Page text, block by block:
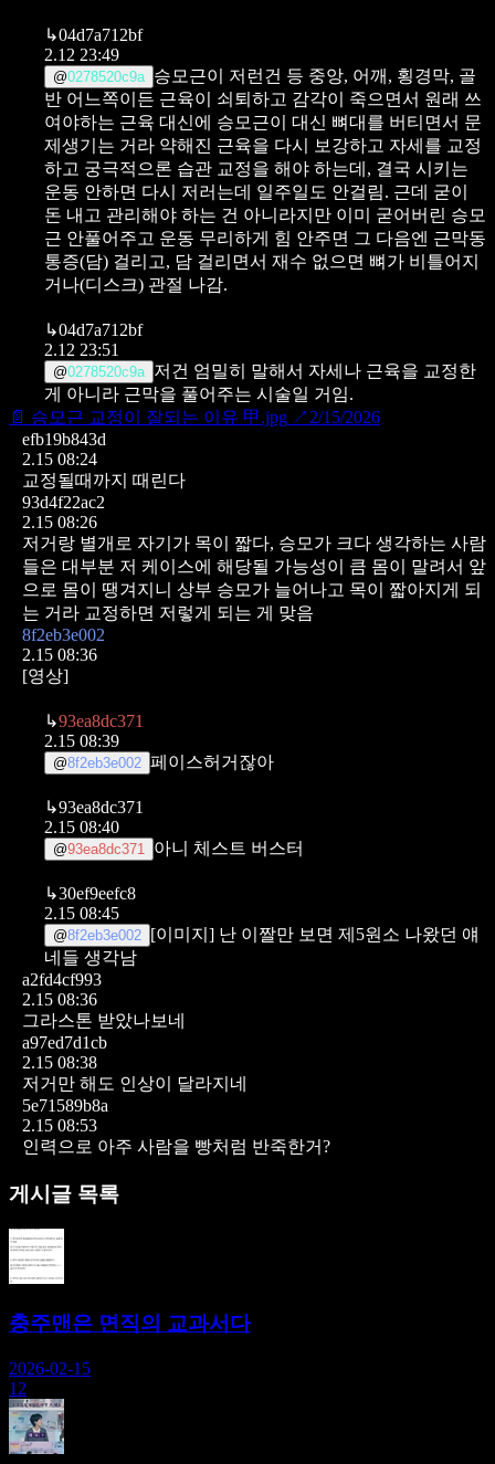
↳04d7a712bf
2.12 23:49
@0278520c9a 승모근이 저런건 등 중앙, 어깨, 횡경막, 골
반 어느쪽이든 근육이 쇠퇴하고 감각이 죽으면서 원래 쓰
여야하는 근육 대신에 승모근이 대신 뼈대를 버티면서 문
제생기는 거라 약해진 근육을 다시 보강하고 자세를 교정
하고 궁극적으론 습관 교정을 해야 하는데, 결국 시키는
운동 안하면 다시 저러는데 일주일도 안걸림. 근데 굳이
돈 내고 관리해야 하는 건 아니라지만 이미 굳어버린 승모
근 안풀어주고 운동 무리하게 힘 안주면 그 다음엔 근막동
통증(담) 걸리고, 담 걸리면서 재수 없으면 뼈가 비틀어지
거나(디스크) 관절 나감.
↳04d7a712bf
2.12 23:51
@0278520c9a 저건 엄밀히 말해서 자세나 근육을 교정한
게 아니라 근막을 풀어주는 시술일 거임.
📄 승모근 교정이 잘되는 이유 甲.jpg ↗ 2/15/2026
efb19b843d
2.15 08:24
교정될때까지 때린다
93d4f22ac2
2.15 08:26
저거랑 별개로 자기가 목이 짧다, 승모가 크다 생각하는 사람
들은 대부분 저 케이스에 해당될 가능성이 큼 몸이 말려서 앞
으로 몸이 땡겨지니 상부 승모가 늘어나고 목이 짧아지게 되
는 거라 교정하면 저렇게 되는 게 맞음
8f2eb3e002
2.15 08:36
[영상]
↳93ea8dc371
2.15 08:39
@8f2eb3e002 페이스허거잖아
↳93ea8dc371
2.15 08:40
@93ea8dc371 아니 체스트 버스터
↳30ef9eefc8
2.15 08:45
@8f2eb3e002 [이미지] 난 이짤만 보면 제5원소 나왔던 얘
네들 생각남
a2fd4cf993
2.15 08:36
그라스톤 받았나보네
a97ed7d1cb
2.15 08:38
저거만 해도 인상이 달라지네
5e71589b8a
2.15 08:53
인력으로 아주 사람을 빵처럼 반죽한거?
게시글 목록
충주맨은 면직의 교과서다
2026-02-15
12